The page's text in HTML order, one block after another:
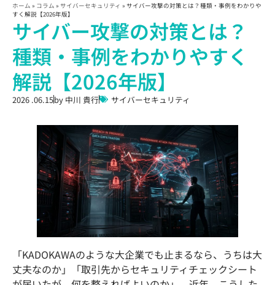
ホーム » コラム » サイバーセキュリティ » サイバー攻撃の対策とは？種類・事例をわかりや
すく解説【2026年版】
サイバー攻撃の対策とは？
種類・事例をわかりやすく
解説【2026年版】
2026 .06.15by 中川 貴行 サイバーセキュリティ
「KADOKAWAのような大企業でも止まるなら、うちは大
丈夫なのか」「取引先からセキュリティチェックシート